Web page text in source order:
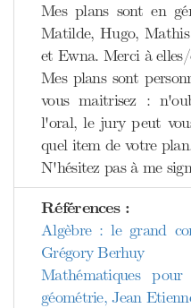
Mes plans sont en
Matilde, Hugo,
et Ewna. Merci à
Mes plans sont
vous maitrisez :
l'oral, le jury peut
quel item de votre
N'hésitez pas à me
Références :
Algèbre : le grand
Grégory Berhuy
Mathématiques
géométrie, Jean